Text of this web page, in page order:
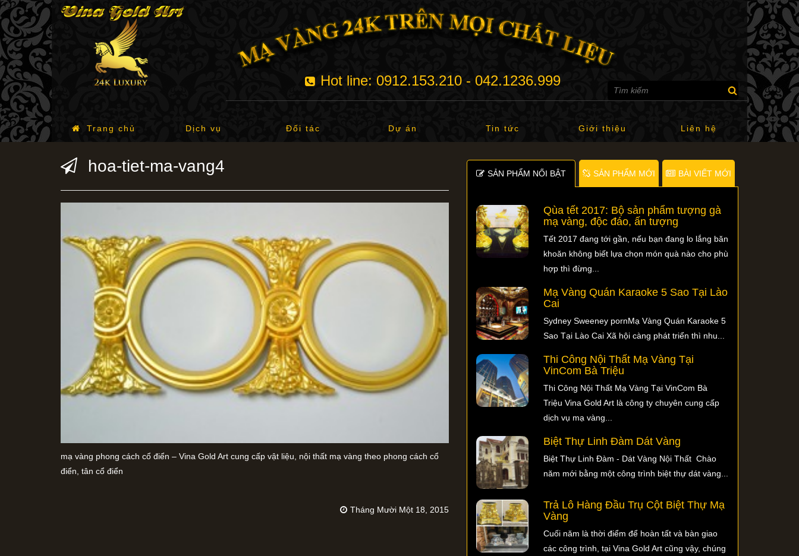
Hot line: 0912.153.210 - 042.1236.999
Trang chủ Dịch vụ Đối tác Dự án Tin tức Giới thiệu Liên hệ
hoa-tiet-ma-vang4
mạ vàng phong cách cổ điển – Vina Gold Art cung cấp vật liệu, nội thất mạ vàng theo phong cách cổ
điển, tân cổ điển
Tháng Mười Một 18, 2015
SẢN PHẨM NỐI BẬT SẢN PHẨM MỚI BÀI VIẾT MỚI
Qùa tết 2017: Bộ sản phẩm tượng gà
mạ vàng, độc đáo, ấn tượng
Tết 2017 đang tới gần, nếu bạn đang lo lắng băn
khoăn không biết lựa chọn món quà nào cho phù
hợp thì đừng...
Mạ Vàng Quán Karaoke 5 Sao Tại Lào
Cai
Sydney Sweeney pornMạ Vàng Quán Karaoke 5
Sao Tại Lào Cai Xã hội càng phát triển thì nhu...
Thi Công Nội Thất Mạ Vàng Tại
VinCom Bà Triệu
Thi Công Nội Thất Mạ Vàng Tại VinCom Bà
Triệu Vina Gold Art là công ty chuyên cung cấp
dịch vụ mạ vàng...
Biệt Thự Linh Đàm Dát Vàng
Biệt Thự Linh Đàm - Dát Vàng Nội Thất Chào
năm mới bằng một công trình biệt thự dát vàng...
Trả Lô Hàng Đầu Trụ Cột Biệt Thự Mạ
Vàng
Cuối năm là thời điểm để hoàn tất và bàn giao
các công trình, tại Vina Gold Art cũng vậy, chúng